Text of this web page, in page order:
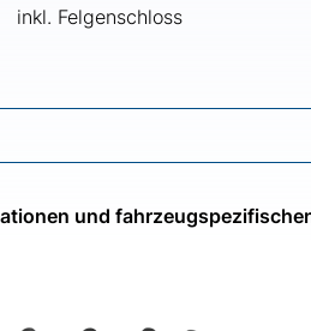
inkl. Felgenschloss
und